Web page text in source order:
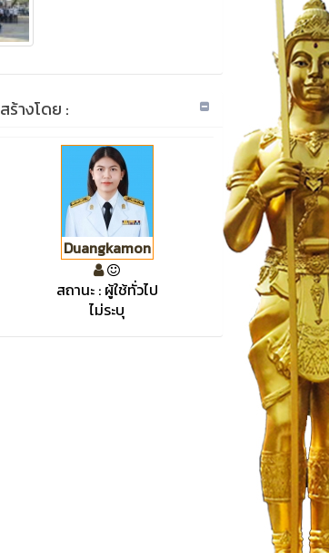
สร้างโดย :
Duangkamon
สถานะ : ผู้ใช้ทั่วไป
ไม่ระบุ